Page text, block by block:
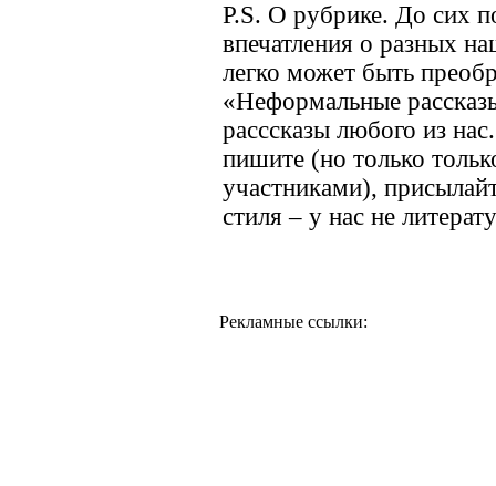
P.S. О рубрике. До сих
впечатления о разных
легко может быть
«Неформальные
расссказы любого из
пишите (но только
участниками),
стиля – у нас не
Рекламные ссылки: